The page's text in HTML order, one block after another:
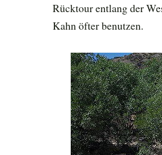
Rücktour entlang der
Kahn öfter benutzen.